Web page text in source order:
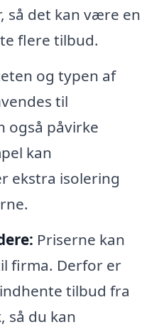
så det kan være en
flere tilbud.
og typen af
til
også påvirke
kan
ekstra isolering
Priserne kan
firma. Derfor er
tilbud fra
så du kan